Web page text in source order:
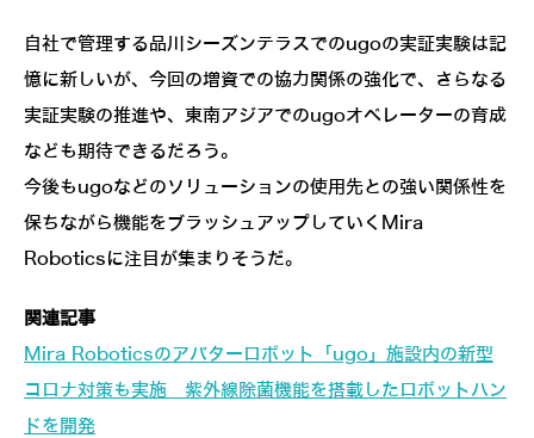
自社で管理する品川シーズンテラスでのugoの実証実験は記
憶に新しいが、今回の増資での協力関係の強化で、さらなる
実証実験の推進や、東南アジアでのugoオペレーターの育成
なども期待できるだろう。
今後もugoなどのソリューションの使用先との強い関係性を
保ちながら機能をブラッシュアップしていくMira
Roboticsに注目が集まりそうだ。
関連記事
Mira Roboticsのアバターロボット「ugo」施設内の新型
コロナ対策も実施 紫外線除菌機能を搭載したロボットハン
ドを開発